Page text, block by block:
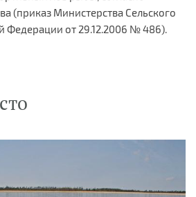
(приказ Министерства Сельского
Федерации от 29.12.2006 № 486).